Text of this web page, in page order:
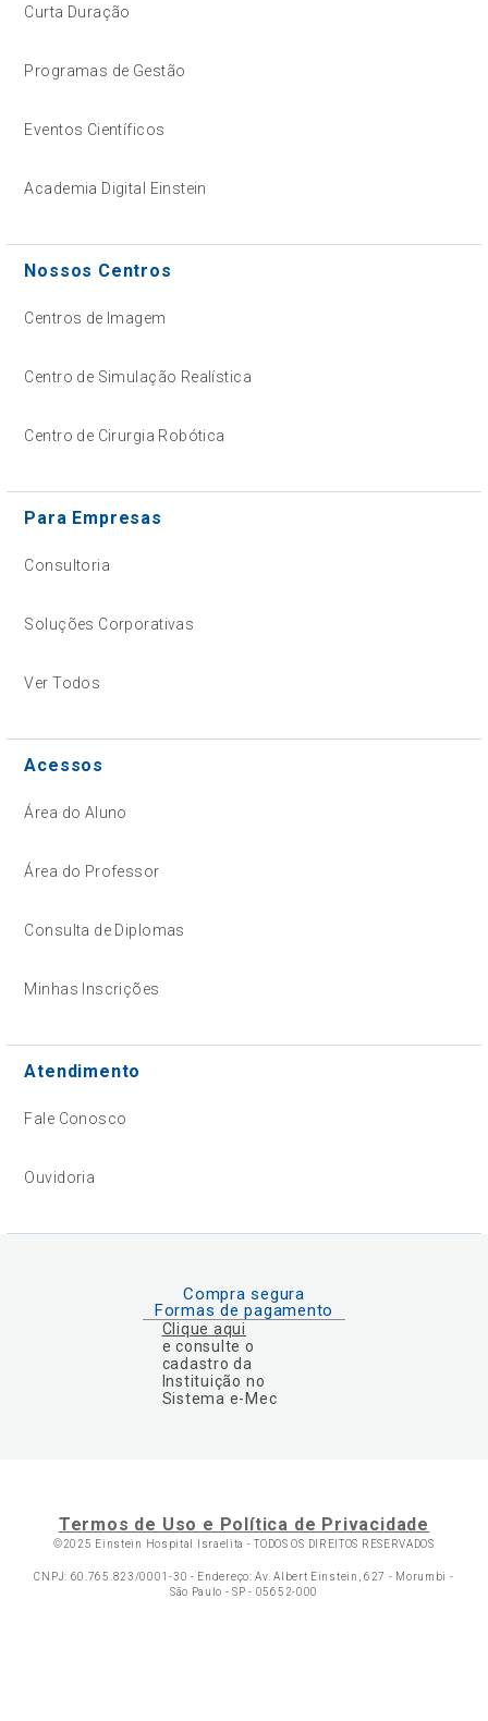
Curta Duração
Programas de Gestão
Eventos Científicos
Academia Digital Einstein
Nossos Centros
Centros de Imagem
Centro de Simulação Realística
Centro de Cirurgia Robótica
Para Empresas
Consultoria
Soluções Corporativas
Ver Todos
Acessos
Área do Aluno
Área do Professor
Consulta de Diplomas
Minhas Inscrições
Atendimento
Fale Conosco
Ouvidoria
Compra segura
Formas de pagamento
Clique aqui
e consulte o
cadastro da
Instituição no
Sistema e-Mec
Termos de Uso e Política de Privacidade
©2025 Einstein Hospital Israelita -TODOS OS DIREITOS RESERVADOS
CNPJ: 60.765.823/0001-30 - Endereço: Av. Albert Einstein, 627 - Morumbi -
São Paulo - SP - 05652-000